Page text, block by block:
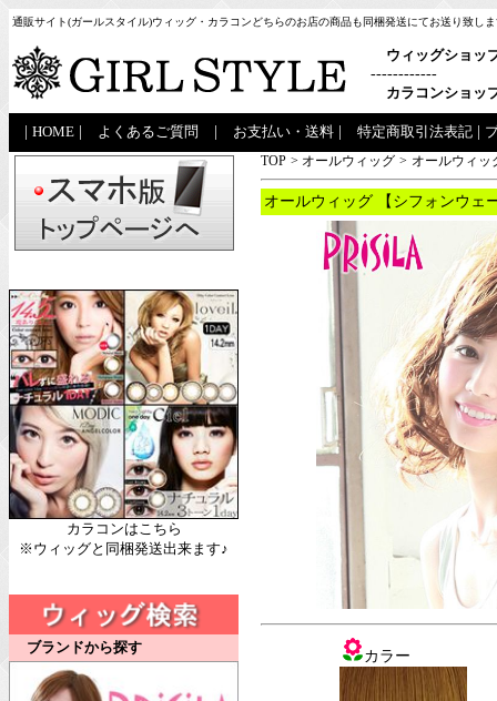
通販サイト(ガールスタイル)ウィッグ・カラコンどちらのお店の商品も同梱発送にてお送り致し
ウィッグショッ
------------
カラコンショッ
HOME よくあるご質問 お支払い・送料 特定商取引法表記
カラコンはこちら
※ウィッグと同梱発送出来ます♪
ブランドから探す
TOP > オールウィッグ > オールウィッ
オールウィッグ 【シフォンウェ
カラー